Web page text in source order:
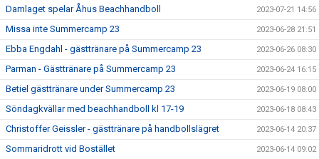
Damlaget spelar Åhus Beachhandboll 2023-07-21 14:56
Missa inte Summercamp 23 2023-06-28 21:51
Ebba Engdahl - gästtränare på Summercamp 23 2023-06-26 08:30
Parman - Gästtränare på Summercamp 23 2023-06-24 16:15
Betiel gästtränare under Summercamp 23 2023-06-19 08:00
Söndagkvällar med beachhandboll kl 17-19 2023-06-18 08:43
Christoffer Geissler - gästtränare på handbollslägret 2023-06-14 20:37
Sommaridrott vid Bostället 2023-06-14 09:02